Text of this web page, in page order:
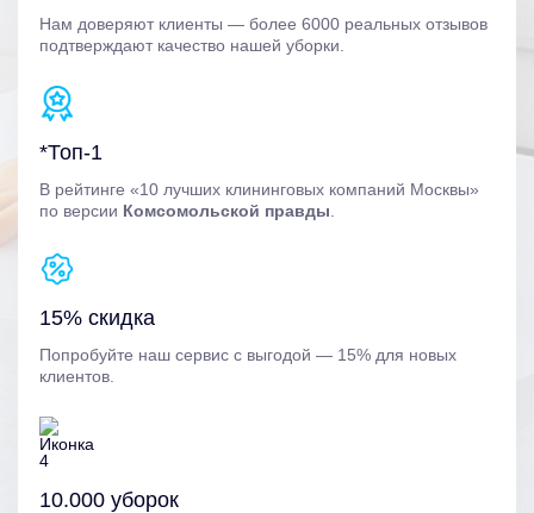
Нам доверяют клиенты — более 6000 реальных отзывов
подтверждают качество нашей уборки.
*Топ-1
В рейтинге «10 лучших клининговых компаний Москвы»
по версии Комсомольской правды
15% скидка
Попробуйте наш сервис с выгодой — 15% для новых
клиентов.
10.000 уборок